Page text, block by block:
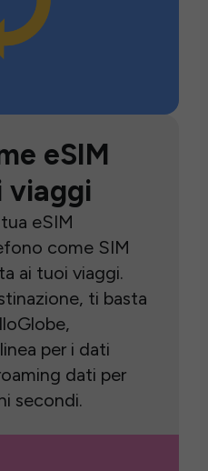
eSIM
viaggi
eSIM
come SIM
ai tuoi viaggi.
ti basta
per i dati
dati per
secondi.